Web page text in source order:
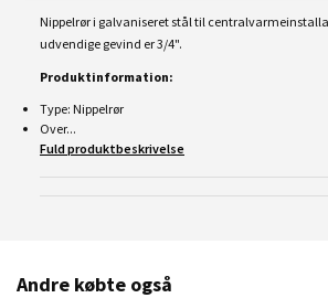
Nippelrør i galvaniseret stål til
udvendige gevind er3/4".
Produktinformation:
Type: Nippelrør
Over...
Fuld produktbeskrivelse
Andre købte også